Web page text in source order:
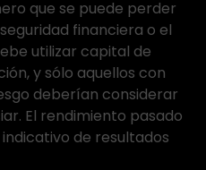
que se puede perder
financiera o el
utilizar capital de
y sólo aquellos con
deberían considerar
El rendimiento pasado
de resultados